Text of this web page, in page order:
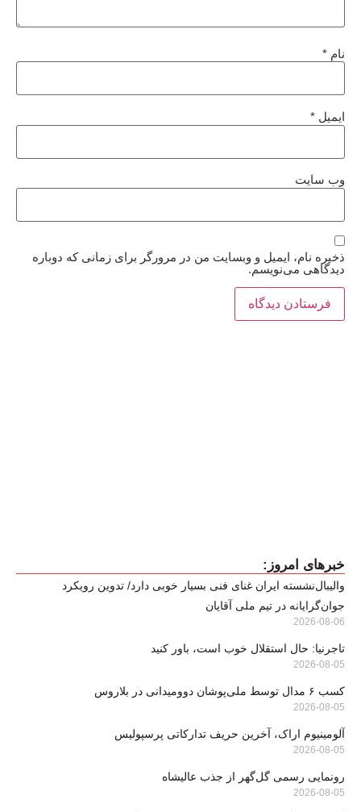
نام *
ایمیل *
وب‌ سایت
ذخیره نام، ایمیل و وبسایت من در مرورگر برای زمانی که دوباره
دیدگاهی می‌نویسم.
خبرهای امروز:
والیبال‌نشسته ایران غنای فنی بسیار خوبی دارد/ تدوین رویکرد
جوان‌گرایانه در تیم ملی آقایان
2026-08-06
تاجرنیا: حال استقلال خوب است، باور کنید
2026-08-05
کسب ۶ مدال توسط ملی‌پوشان دوومیدانی در بلاروس
2026-08-05
آلومینیوم اراک، آخرین حریف تدارکاتی پرسپولیس
2026-08-05
رونمایی رسمی گل‌گهر از جذب عالیشاه
2026-08-05